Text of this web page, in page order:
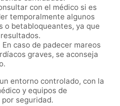
con el médico si es
temporalmente algunos
o betabloqueantes, ya que
En caso de padecer mareos
graves, se aconseja
entorno controlado, con la
y equipos de
seguridad.